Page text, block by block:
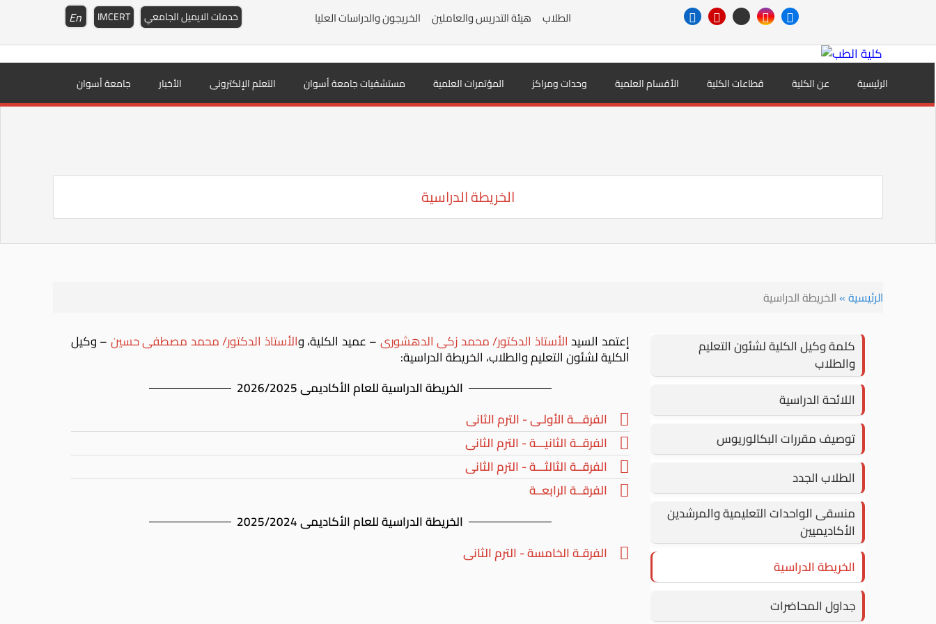
En خدمات الايميل الجامعي IMCERT الخريجون والدراسات العليا هيئة التدريس والعاملين الطلاب
جامعة أسوان الأخبار التعلم الإلكترونى مستشفيات جامعة أسوان المؤتمرات العلمية وحدات ومراكز الأقسام العلمية قطاعات الكلية عن الكلية الرئيسية
الخريطة الدراسية
الرئيسية»الخريطة الدراسية
إعتمد السيدالأستاذ الدكتور/ محمد زكى الدهشورى– عميد الكلية، والأستاذ الدكتور/ محمد مصطفى حسين– وكيل
الكلية لشئون التعليم والطلاب، الخريطة الدراسية:
الخريطة الدراسية للعام الأكاديمى 2026/2025
الفرقـــة الأولـى - الترم الثانى
الفرقــة الثانيـــة - الترم الثانى
الفرقــة الثالثـــة - الترم الثانى
الفرقــة الرابعــة
الخريطة الدراسية للعام الأكاديمى 2025/2024
الفرقـة الخامسة - الترم الثانى
كلمة وكيل الكلية لشئون التعليم
والطلاب
اللائحة الدراسية
توصيف مقررات البكالوريوس
الطلاب الجدد
منسقى الواحدات التعليمية والمرشدين
الأكاديميين
الخريطة الدراسية
جداول المحاضرات